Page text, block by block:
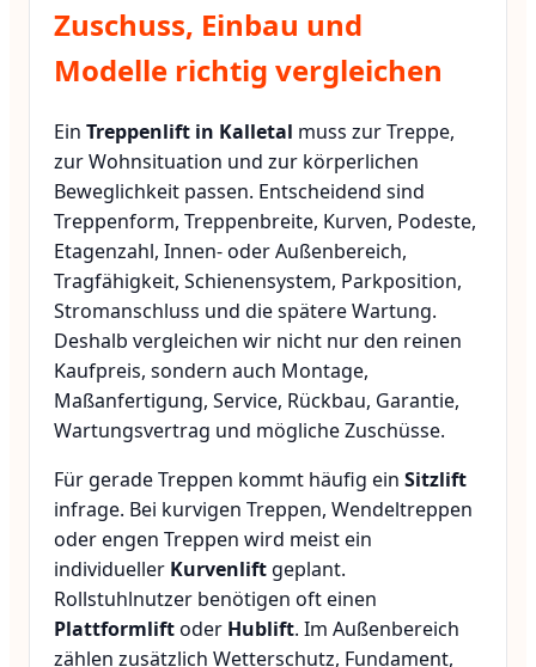
Zuschuss, Einbau und
Modelle richtig vergleichen
Ein Treppenlift in Kalletal muss zur Treppe,
zur Wohnsituation und zur körperlichen
Beweglichkeit passen. Entscheidend sind
Treppenform, Treppenbreite, Kurven, Podeste,
Etagenzahl, Innen- oder Außenbereich,
Tragfähigkeit, Schienensystem, Parkposition,
Stromanschluss und die spätere Wartung.
Deshalb vergleichen wir nicht nur den reinen
Kaufpreis, sondern auch Montage,
Maßanfertigung, Service, Rückbau, Garantie,
Wartungsvertrag und mögliche Zuschüsse.
Für gerade Treppen kommt häufig ein Sitzlift
infrage. Bei kurvigen Treppen, Wendeltreppen
oder engen Treppen wird meist ein
individueller Kurvenlift geplant.
Rollstuhlnutzer benötigen oft einen
Plattformliftoder Hublift. Im Außenbereich
zählen zusätzlich Wetterschutz, Fundament,